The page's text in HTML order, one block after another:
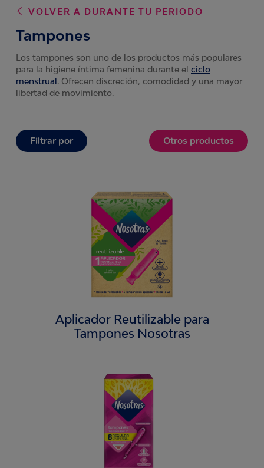
VOLVER A DURANTE TU PERIODO
Tampones
Los tampones son uno de los productos más populares
para la higiene íntima femenina durante el ciclo
menstrual. Ofrecen discreción, comodidad y una mayor
libertad de movimiento.
Filtrar por Otros productos
Aplicador Reutilizable para
Tampones Nosotras